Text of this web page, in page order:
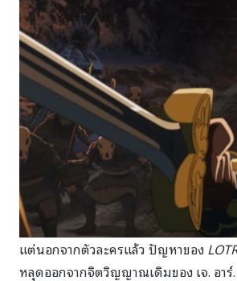
แต่นอกจากตัวละครแล้ว ปัญหาของ
หลุดออกจากจิตวิญญาณเดิมของ เจ. อา